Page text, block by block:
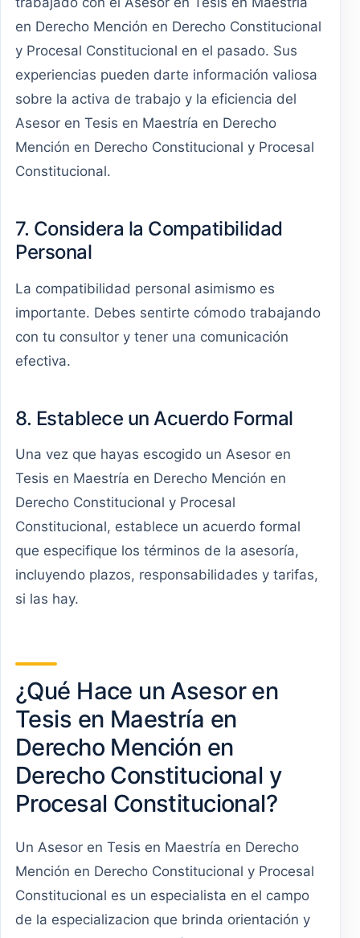
en Derecho Mención en Derecho Constitucional
y Procesal Constitucional en el pasado. Sus
experiencias pueden darte información valiosa
sobre la activa de trabajo y la eficiencia del
Asesor en Tesis en Maestría en Derecho
Mención en Derecho Constitucional y Procesal
Constitucional.
7. Considera la Compatibilidad
Personal
La compatibilidad personal asimismo es
importante. Debes sentirte cómodo trabajando
con tu consultor y tener una comunicación
efectiva.
8. Establece un Acuerdo Formal
Una vez que hayas escogido un Asesor en
Tesis en Maestría en Derecho Mención en
Derecho Constitucional y Procesal
Constitucional, establece un acuerdo formal
que especifique los términos de la asesoría,
incluyendo plazos, responsabilidades y tarifas,
si las hay.
¿Qué Hace un Asesor en
Tesis en Maestría en
Derecho Mención en
Derecho Constitucional y
Procesal Constitucional?
Un Asesor en Tesis en Maestría en Derecho
Mención en Derecho Constitucional y Procesal
Constitucional es un especialista en el campo
de la especializacion que brinda orientación y